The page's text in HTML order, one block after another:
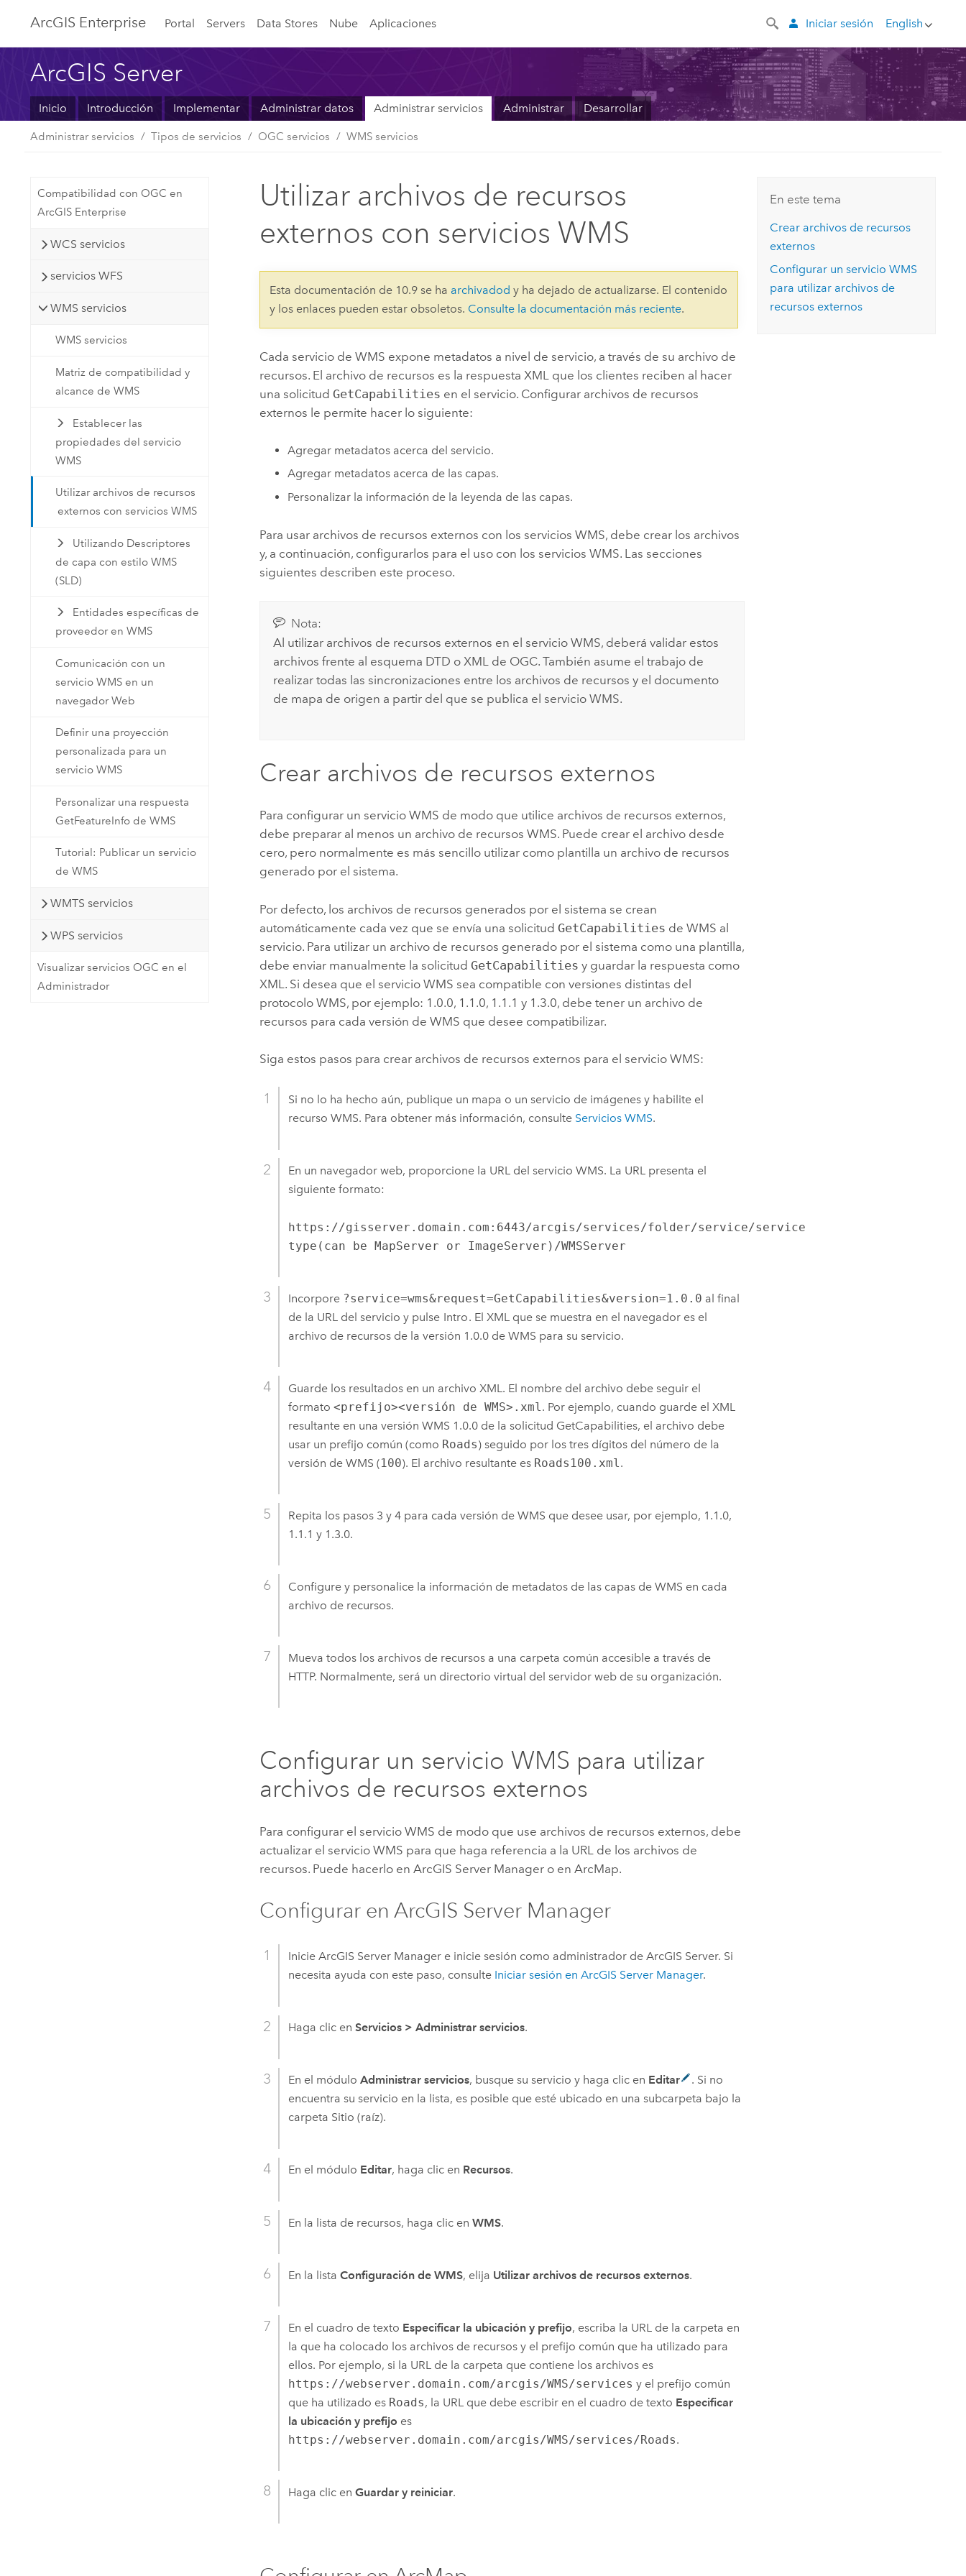
ArcGIS Enterprise Portal Servers Data Stores Nube Aplicaciones English
Iniciar sesión
ArcGIS Server
Inicio Introducción Implementar Administrar datos Administrar servicios Administrar Desarrollar
Administrar servicios Tipos de servicios OGC servicios WMS servicios
Compatibilidad con OGC en
ArcGIS Enterprise
WCS servicios
servicios WFS
WMS servicios
WMS servicios
Matriz de compatibilidad y
alcance de WMS
Establecer las
propiedades del servicio
WMS
Utilizar archivos de recursos
externos con servicios WMS
Utilizando Descriptores
de capa con estilo WMS
(SLD)
Entidades específicas de
proveedor en WMS
Comunicación con un
servicio WMS en un
navegador Web
Definir una proyección
personalizada para un
servicio WMS
Personalizar una respuesta
GetFeatureInfo de WMS
Tutorial: Publicar un servicio
de WMS
WMTS servicios
WPS servicios
Visualizar servicios OGC en el
Administrador
Utilizar archivos de recursos
externos con servicios WMS
Esta documentación de 10.9 se ha archivadod y ha dejado de actualizarse. El contenido
y los enlaces pueden estar obsoletos. Consulte la documentación más reciente.
Cada servicio de WMS expone metadatos a nivel de servicio, a través de su archivo de
recursos. El archivo de recursos es la respuesta XML que los clientes reciben al hacer
una solicitud GetCapabilities en el servicio. Configurar archivos de recursos
externos le permite hacer lo siguiente:
Agregar metadatos acerca del servicio.
Agregar metadatos acerca de las capas.
Personalizar la información de la leyenda de las capas.
Para usar archivos de recursos externos con los servicios WMS, debe crear los archivos
y, a continuación, configurarlos para el uso con los servicios WMS. Las secciones
siguientes describen este proceso.
Nota:
Al utilizar archivos de recursos externos en el servicio WMS, deberá validar estos
archivos frente al esquema DTD o XML de OGC. También asume el trabajo de
realizar todas las sincronizaciones entre los archivos de recursos y el documento
de mapa de origen a partir del que se publica el servicio WMS.
Crear archivos de recursos externos
Para configurar un servicio WMS de modo que utilice archivos de recursos externos,
debe preparar al menos un archivo de recursos WMS. Puede crear el archivo desde
cero, pero normalmente es más sencillo utilizar como plantilla un archivo de recursos
generado por el sistema.
Por defecto, los archivos de recursos generados por el sistema se crean
automáticamente cada vez que se envía una solicitud GetCapabilities de WMS al
servicio. Para utilizar un archivo de recursos generado por el sistema como una plantilla,
debe enviar manualmente la solicitud GetCapabilities y guardar la respuesta como
XML. Si desea que el servicio WMS sea compatible con versiones distintas del
protocolo WMS, por ejemplo: 1.0.0, 1.1.0, 1.1.1 y 1.3.0, debe tener un archivo de
recursos para cada versión de WMS que desee compatibilizar.
Siga estos pasos para crear archivos de recursos externos para el servicio WMS:
Si no lo ha hecho aún, publique un mapa o un servicio de imágenes y habilite el
recurso WMS. Para obtener más información, consulte Servicios WMS.
En un navegador web, proporcione la URL del servicio WMS. La URL presenta el
siguiente formato:
https://gisserver.domain.com:6443/arcgis/services/folder/service/service
type(can be MapServer or ImageServer)/WMSServer
Incorpore ?service=wms&request=GetCapabilities&version=1.0.0 al final
de la URL del servicio y pulse Intro. El XML que se muestra en el navegador es el
archivo de recursos de la versión 1.0.0 de WMS para su servicio.
Guarde los resultados en un archivo XML. El nombre del archivo debe seguir el
formato<prefijo><versión de WMS>.xml . Por ejemplo, cuando guarde el XML
resultante en una versión WMS 1.0.0 de la solicitud GetCapabilities, el archivo debe
usar un prefijo común (como Roads) seguido por los tres dígitos del número de la
versión de WMS (100). El archivo resultante es Roads100.xml .
Repita los pasos 3 y 4 para cada versión de WMS que desee usar, por ejemplo, 1.1.0,
1.1.1 y 1.3.0.
Configure y personalice la información de metadatos de las capas de WMS en cada
archivo de recursos.
Mueva todos los archivos de recursos a una carpeta común accesible a través de
HTTP. Normalmente, será un directorio virtual del servidor web de su organización.
Configurar un servicio WMS para utilizar
archivos de recursos externos
Para configurar el servicio WMS de modo que use archivos de recursos externos, debe
actualizar el servicio WMS para que haga referencia a la URL de los archivos de
recursos. Puede hacerlo enArcGIS Server Manager o enArcMap.
Configurar enArcGIS Server Manager
InicieArcGIS Server Manager e inicie sesión como administrador deArcGIS Server. Si
necesita ayuda con este paso, consulte Iniciar sesión enArcGIS Server Manager.
Haga clic enServicios > Administrar servicios.
En el móduloAdministrar servicios, busque su servicio y haga clic en Editar
. Si no
encuentra su servicio en la lista, es posible que esté ubicado en una subcarpeta bajo la
carpeta Sitio (raíz).
En el módulo Editar, haga clic en Recursos.
En la lista de recursos, haga clic enWMS.
En la listaConfiguración de WMS, elija Utilizar archivos de recursos externos.
En el cuadro de texto Especificar la ubicación y prefijo, escriba la URL de la carpeta en
la que ha colocado los archivos de recursos y el prefijo común que ha utilizado para
ellos. Por ejemplo, si la URL de la carpeta que contiene los archivos es
https://webserver.domain.com/arcgis/WMS/services y el prefijo común
que ha utilizado es Roads, la URL que debe escribir en el cuadro de texto Especificar
la ubicación y prefijo es
https://webserver.domain.com/arcgis/WMS/services/Roads.
Haga clic enGuardar y reiniciar.
En este tema
Crear archivos de recursos
externos
Configurar un servicio WMS
para utilizar archivos de
recursos externos